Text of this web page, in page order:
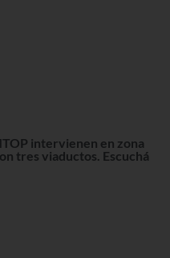
intervienen en zona
tres viaductos. Escuchá